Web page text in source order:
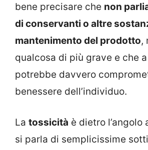
bene precisare che non
di conservanti o altre
mantenimento del prodotto,
qualcosa di più grave e che
potrebbe davvero
benessere dell’individuo.
La tossicità è dietro l’angolo
si parla di semplicissime